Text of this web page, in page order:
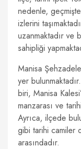
nedenle,
izlerini
uzanmaktadır ve
sahipliği
Manisa
yer
biri, Manisa
manzarası ve
Ayrıca, ilçede
gibi tarihi camiler
arasındadır.